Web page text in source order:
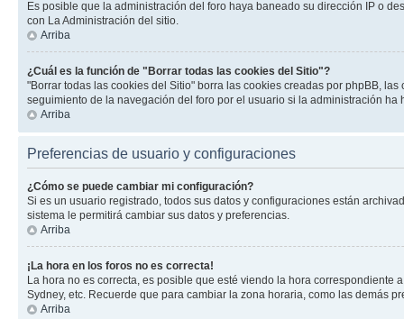
Es posible que la administración del foro haya baneado su dirección IP o
con La Administración del sitio.
Arriba
¿Cuál es la función de "Borrar todas las cookies del Sitio"?
"Borrar todas las cookies del Sitio" borra las cookies creadas por phpBB,
seguimiento de la navegación del foro por el usuario si la administración
Arriba
Preferencias de usuario y configuraciones
¿Cómo se puede cambiar mi configuración?
Si es un usuario registrado, todos sus datos y configuraciones están
sistema le permitirá cambiar sus datos y preferencias.
Arriba
¡La hora en los foros no es correcta!
La hora no es correcta, es posible que esté viendo la hora correspondiente
Sydney, etc. Recuerde que para cambiar la zona horaria, como las demás
Arriba